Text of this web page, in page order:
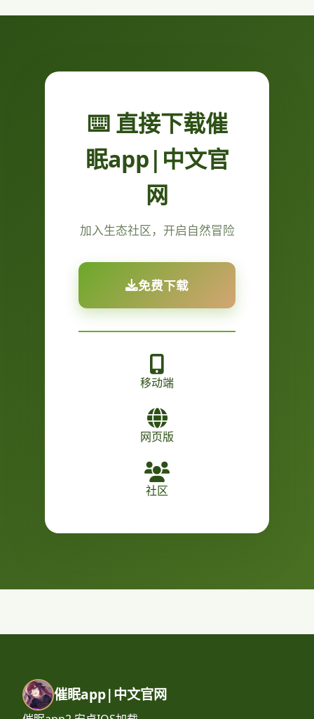
⌨️ 直接下载催
眠app|中文官
网
加入生态社区，开启自然冒险
免费下载
移动端
网页版
社区
催眠app|中文官网